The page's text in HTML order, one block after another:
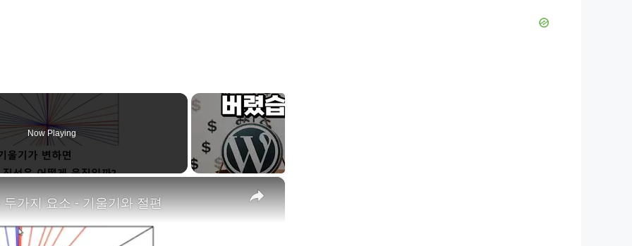
Now Playing
×
가지 요소 - 기울기와 절편